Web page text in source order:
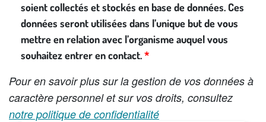
êtes un
être
humain,
ignorez
champ
soient collectés et stockés en base de données. Ces
données seront utilisées dans l’unique but de vous
mettre en relation avec l’organisme auquel vous
souhaitez entrer en contact.
Pour en savoir plus sur la gestion de vos données à
caractère personnel et sur vos droits, consultez
notre politique de confidentialité